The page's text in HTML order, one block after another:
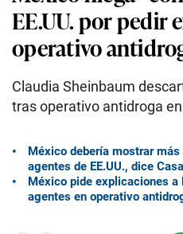
EE.UU. por pedir
operativo
Claudia Sheinbaum
tras operativo antidroga
México debería mostrar
agentes de EE.UU., dice
México pide explicaciones a
agentes en operativo